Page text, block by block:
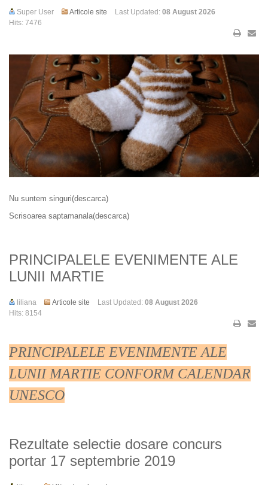
Super User Articole site Last Updated: 08 August 2026
Hits: 7476
Nu suntem singuri(descarca)
Scrisoarea saptamanala(descarca)
PRINCIPALELE EVENIMENTE ALE
LUNII MARTIE
liliana Articole site Last Updated: 08 August 2026
Hits: 8154
PRINCIPALELE EVENIMENTE ALE
LUNII MARTIE CONFORM CALENDAR
UNESCO
Rezultate selectie dosare concurs
portar 17 septembrie 2019